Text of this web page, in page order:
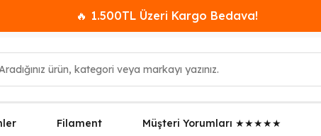
🔥 1.500TL Üzeri Kargo Bedava!
Filament Müşteri Yorumları ★★★★★